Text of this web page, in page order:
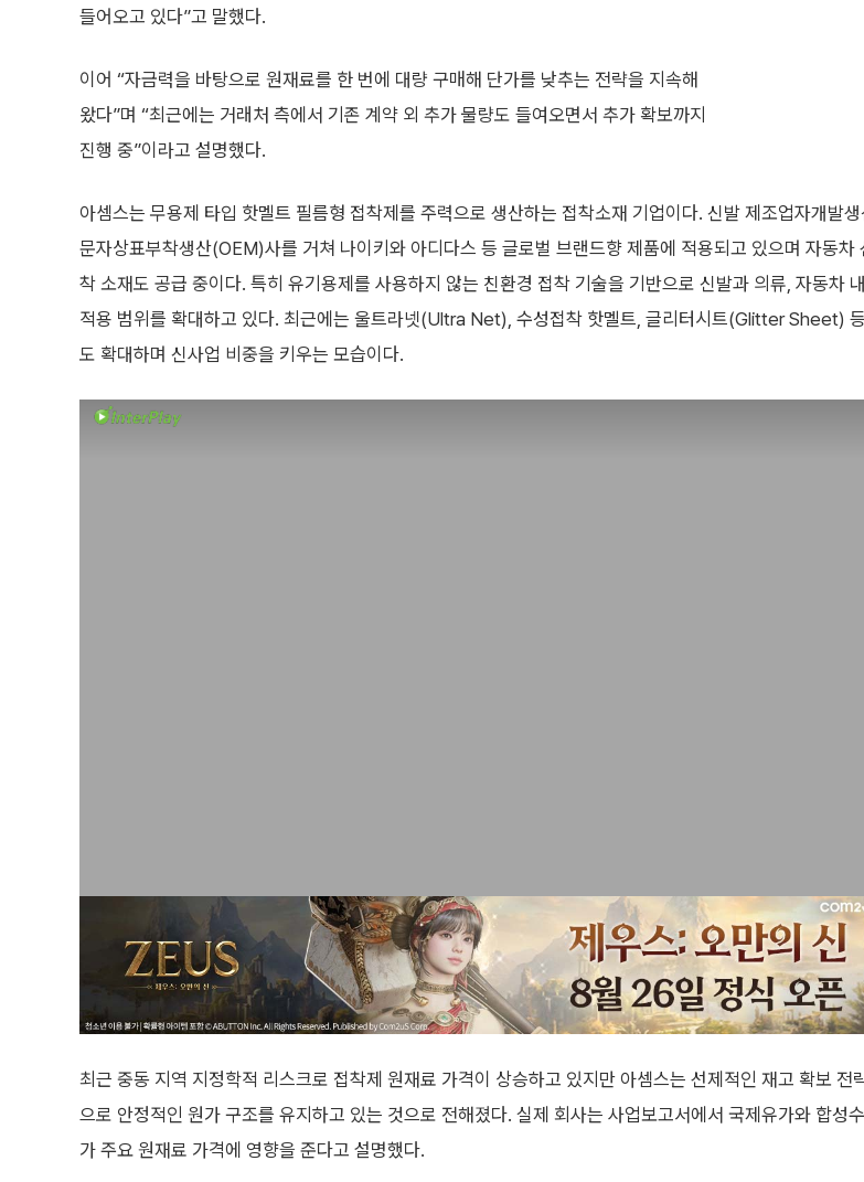
들어오고 있다”고 말했다.
이어 “자금력을 바탕으로 원재료를 한 번에 대량 구매해 단가를 낮추는 전략을 지속해
왔다”며 “최근에는 거래처 측에서 기존 계약 외 추가 물량도 들여오면서 추가 확보까지
진행 중”이라고 설명했다.
아셈스는 무용제 타입 핫멜트 필름형 접착제를 주력으로 생산하는 접착소재 기업이다. 신발 제조업자개발
문자상표부착생산(OEM)사를 거쳐 나이키와 아디다스 등 글로벌 브랜드향 제품에 적용되고 있으며 자동차
착 소재도 공급 중이다. 특히 유기용제를 사용하지 않는 친환경 접착 기술을 기반으로 신발과 의류, 자동차
적용 범위를 확대하고 있다. 최근에는 울트라넷(Ultra Net), 수성접착 핫멜트, 글리터시트(Glitter Sheet)
도 확대하며 신사업 비중을 키우는 모습이다.
최근 중동 지역 지정학적 리스크로 접착제 원재료 가격이 상승하고 있지만 아셈스는 선제적인 재고 확보 전
으로 안정적인 원가 구조를 유지하고 있는 것으로 전해졌다. 실제 회사는 사업보고서에서 국제유가와 합성
가 주요 원재료 가격에 영향을 준다고 설명했다.